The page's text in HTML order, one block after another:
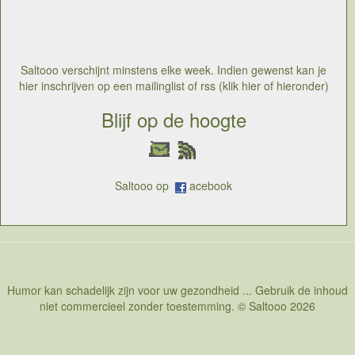
Saltooo verschijnt minstens elke week. Indien gewenst kan je
hier inschrijven op een mailinglist of rss (klik hier of hieronder)
Blijf op de hoogte
Saltooo op acebook
Humor kan schadelijk zijn voor uw gezondheid ... Gebruik de inhoud
niet commercieel zonder toestemming. © Saltooo 2026